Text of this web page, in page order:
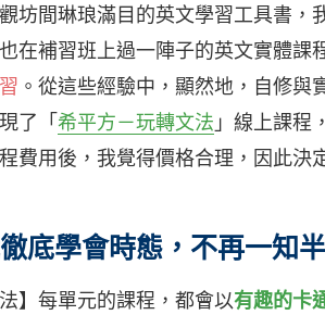
坊間琳琅滿目的英文學習工具書，
在補習班上過一陣子的英文實體課
。從這些經驗中，顯然地，自修與
了「 希平方－玩轉文法 」線上課程
費用後，我覺得價格合理，因此決
底學會時態，不再一知半
】每單元的課程，都會以有趣的卡